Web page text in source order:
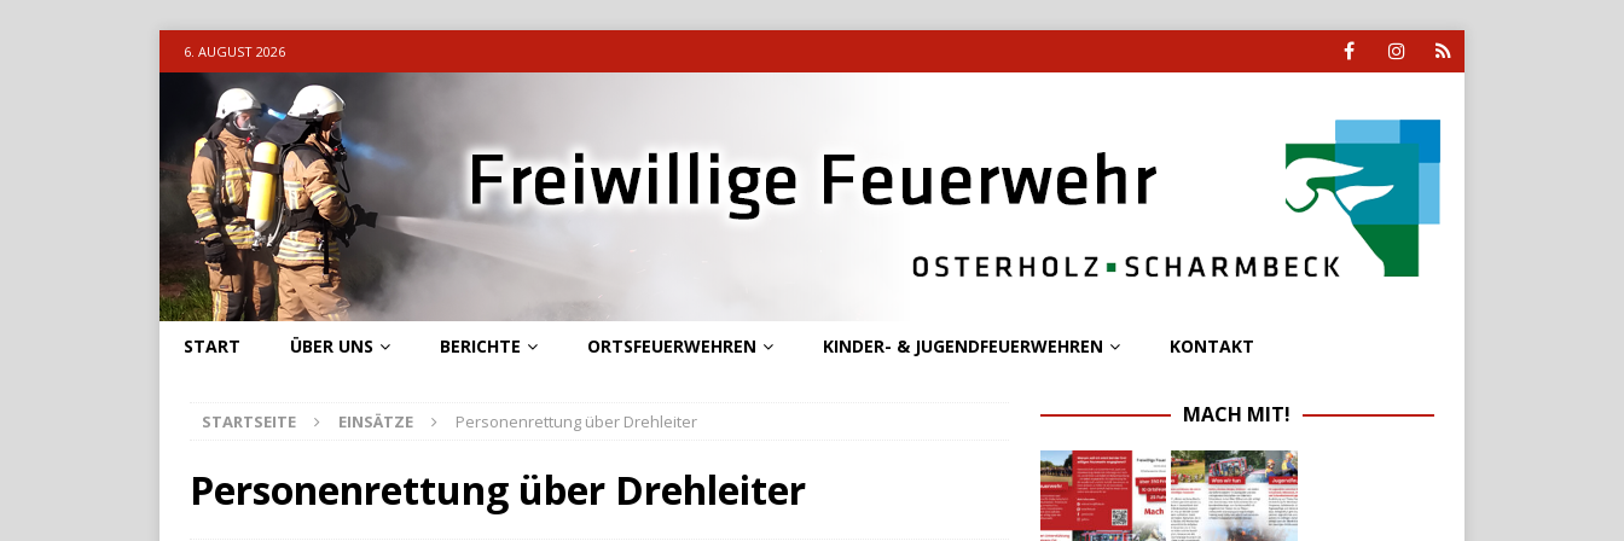
6. AUGUST 2026
START ÜBER UNS BERICHTE ORTSFEUERWEHREN KINDER- & JUGENDFEUERWEHREN KONTAKT
STARTSEITE EINSÄTZE Personenrettung über Drehleiter
Personenrettung über Drehleiter
MACH MIT!